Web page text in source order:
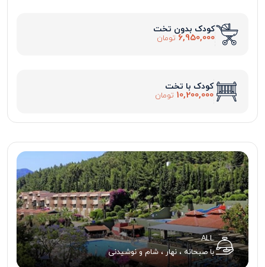
کودک بدون تخت
6,950,000 تومان
کودک با تخت
10,200,000 تومان
ALL
با صبحانه ، نهار ، شام و نوشیدنی